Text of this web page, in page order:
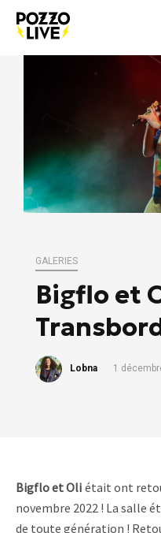
GALERIES
Bigflo et
Lobna 1
Bigflo et Oli était ont
novembre 2022 ! La salle
de toute génération !